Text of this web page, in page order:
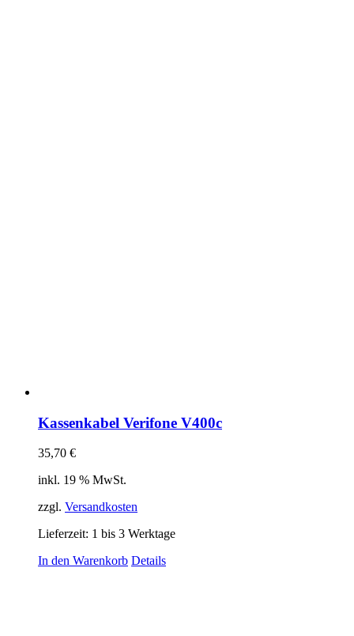
Kassenkabel Verifone V400c
35,70 €
inkl. 19 % MwSt.
zzgl. Versandkosten
Lieferzeit: 1 bis 3 Werktage
In den Warenkorb Details